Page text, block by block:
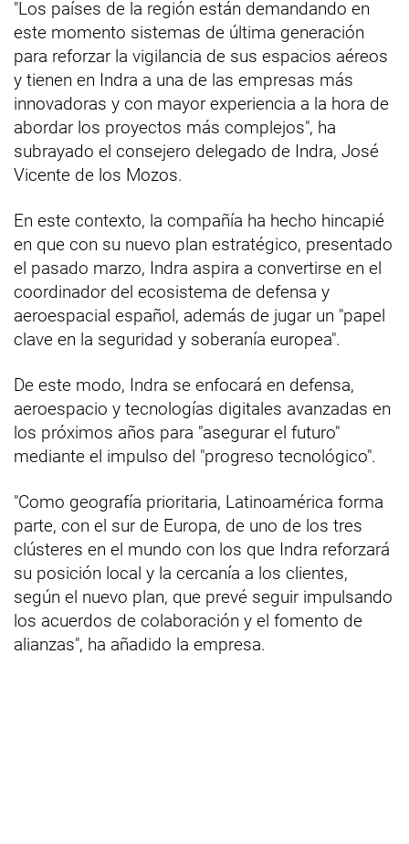
"Los países de la región están demandando en
este momento sistemas de última generación
para reforzar la vigilancia de sus espacios aéreos
y tienen en Indra a una de las empresas más
innovadoras y con mayor experiencia a la hora de
abordar los proyectos más complejos", ha
subrayado el consejero delegado de Indra, José
Vicente de los Mozos.
En este contexto, la compañía ha hecho hincapié
en que con su nuevo plan estratégico, presentado
el pasado marzo, Indra aspira a convertirse en el
coordinador del ecosistema de defensa y
aeroespacial español, además de jugar un "papel
clave en la seguridad y soberanía europea".
De este modo, Indra se enfocará en defensa,
aeroespacio y tecnologías digitales avanzadas en
los próximos años para "asegurar el futuro"
mediante el impulso del "progreso tecnológico".
"Como geografía prioritaria, Latinoamérica forma
parte, con el sur de Europa, de uno de los tres
clústeres en el mundo con los que Indra reforzará
su posición local y la cercanía a los clientes,
según el nuevo plan, que prevé seguir impulsando
los acuerdos de colaboración y el fomento de
alianzas", ha añadido la empresa.